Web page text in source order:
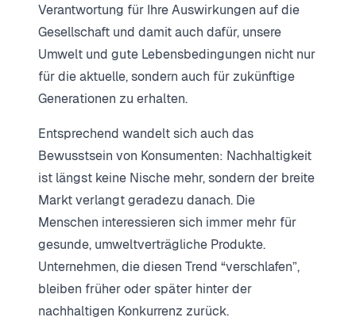
Verantwortung für Ihre Auswirkungen auf die
Gesellschaft und damit auch dafür, unsere
Umwelt und gute Lebensbedingungen nicht nur
für die aktuelle, sondern auch für zukünftige
Generationen zu erhalten.
Entsprechend wandelt sich auch das
Bewusstsein von Konsumenten: Nachhaltigkeit
ist längst keine Nische mehr, sondern der breite
Markt verlangt geradezu danach. Die
Menschen interessieren sich immer mehr für
gesunde, umweltverträgliche Produkte.
Unternehmen, die diesen Trend “verschlafen”,
bleiben früher oder später hinter der
nachhaltigen Konkurrenz zurück.